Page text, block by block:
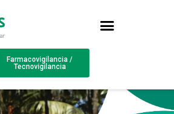
Farmacovigilancia /
Tecnovigilancia